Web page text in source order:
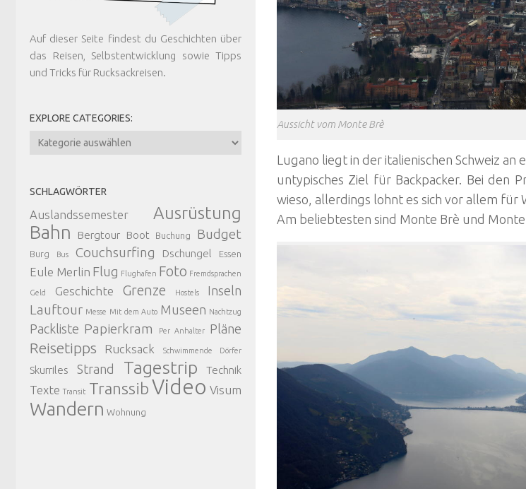
Aussicht vom Monte Brè
Lugano liegt in der italienischen Schweiz
untypisches Ziel für Backpacker. Bei den
wieso, allerdings lohnt es sich vor allem für
Am beliebtesten sind Monte Brè und Monte
Auf dieser Seite findest du Geschichten über
das Reisen, Selbstentwicklung sowie Tipps
und Tricks für Rucksackreisen.
EXPLORE CATEGORIES:
Explore
SCHLAGWÖRTER
Auslandssemester Ausrüstung
Bahn Bergtour Boot Buchung Budget
Burg Bus Couchsurfing Dschungel Essen
Eule Merlin Flug Flughafen Foto Fremdsprachen
Geld Geschichte Grenze Hostels Inseln
Lauftour Messe Mit dem Auto Museen Nachtzug
Packliste Papierkram Per Anhalter Pläne
Reisetipps Rucksack Schwimmende Dörfer
Skurriles Strand Tagestrip Technik
Texte Transit Transsib Video Visum
Wandern Wohnung